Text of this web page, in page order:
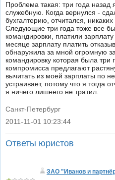
Проблема такая: три года назад
служебную. Когда вернулся -
бухгалтерию, отчитался,
Следующие три года тоже все
командировки, платили
месяце зарплату платить
обнаружила за мной огромную
командировку которая была три
компромисса предлагают
вычитать из моей зарплаты по
устраивает, потому что я тогда
я ничего лишнего не тратил.
Санкт-Петербург
|
2011-11-01 10:23:44
Ответы юристов
ЗАО "Иванов и